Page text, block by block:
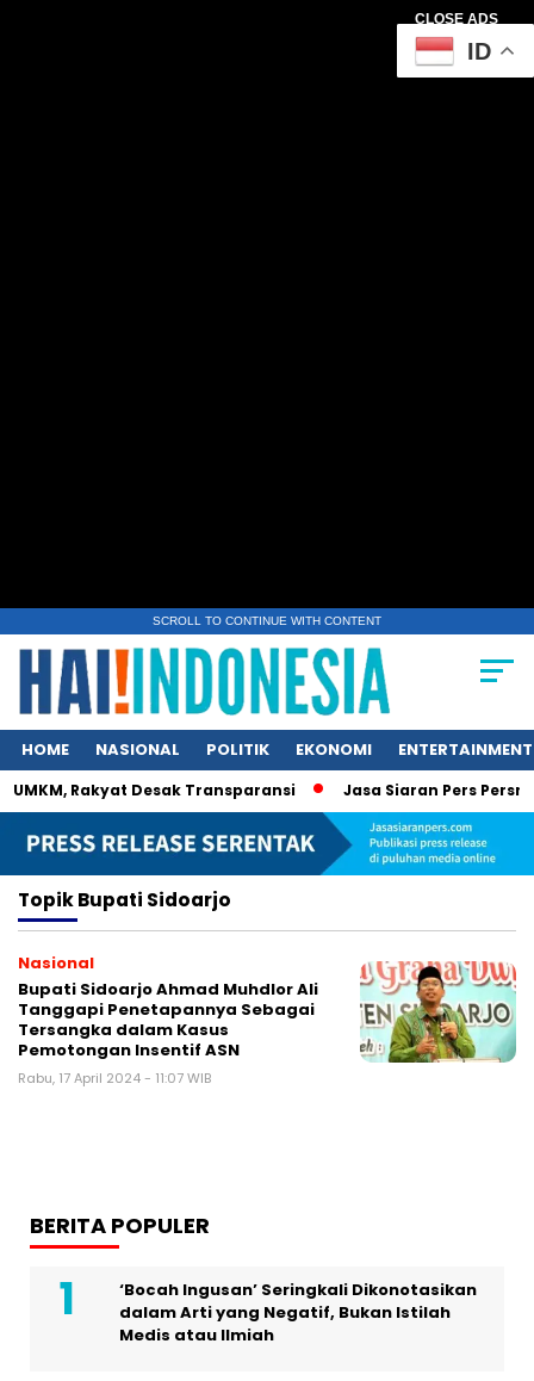
CLOSE ADS
SCROLL TO CONTINUE WITH CONTENT
HOME NASIONAL POLITIK EKONOMI ENTERTAINMENT
Rakyat Desak Transparansi Jasa Siaran Pers
TopikBupati Sidoarjo
Nasional
Bupati Sidoarjo Ahmad Muhdlor Ali
Tanggapi Penetapannya Sebagai
Tersangka dalam Kasus
Pemotongan Insentif ASN
Rabu, 17 April 2024 - 11:07 WIB
BERITA POPULER
‘Bocah Ingusan’ Seringkali Dikonotasikan
dalam Arti yang Negatif, Bukan Istilah
Medis atau Ilmiah
ID